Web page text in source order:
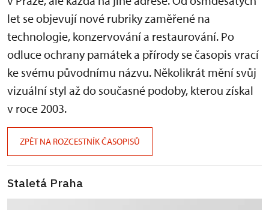
let se objevují nové rubriky zaměřené na
technologie, konzervování a restaurování. Po
odluce ochrany památek a přírody se časopis vrací
ke svému původnímu názvu. Několikrát mění svůj
vizuální styl až do současné podoby, kterou získal
v roce 2003.
ZPĚT NA ROZCESTNÍK ČASOPISŮ
Staletá Praha